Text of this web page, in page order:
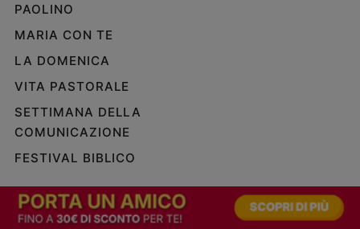
PAOLINO
MARIA CON TE
LA DOMENICA
VITA PASTORALE
SETTIMANA DELLA
COMUNICAZIONE
FESTIVAL BIBLICO